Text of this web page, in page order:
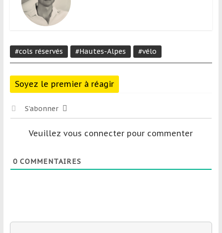
#cols réservés #Hautes-Alpes #vélo
Soyez le premier à réagir
S’abonner
Veuillez vous connecter pour commenter
0COMMENTAIRES